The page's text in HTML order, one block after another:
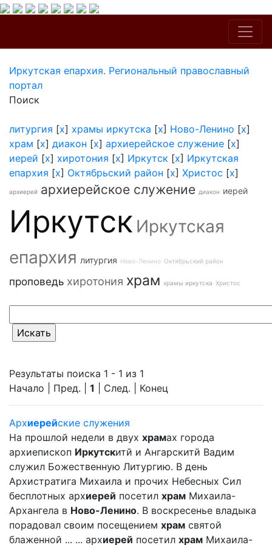
Иркутская епархия. Региональный православный
портал
Поиск
литургия [x] храмы иркутска [x] Ново-Ленино [x]
храм [x] диакон [x] архиерейское служение [x]
иерей [x] хиротония [x] Иркутск [x] Иркутская
епархия [x] Октябрьский район [x] Христос [x]
архиерей архиерейское служение диакон иерей
Иркутск Иркутская
епархия литургия Ново-Ленино Октябрьский район
проповедь хиротония храм храмы иркутска Христос
Результаты поиска 1 - 1 из 1
Начало | Пред. | 1 | След. | Конец
Архиерейские служения
На прошлой недели в двух храмах города
архиепископ Иркутскитй и Ангарскитй Вадим
служил Божественную Литургию. В день
Архистратига Михаила и прочих Небесных Сил
бесплотных архиерей посетил храм Михаила-
Архангела в Ново-Ленино. В воскресенье владыка
порадовал своим посещением храм святой
блаженной ... ... архиерей посетил храм Михаила-